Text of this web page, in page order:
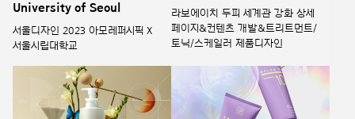
University of Seoul
서울디자인 2023 아모레퍼시픽 X
서울시립대학교
라보에이치 두피 세계관 강화 상세
페이지&컨텐츠 개발&트리트먼트/
토닉/스케일러 제품디자인